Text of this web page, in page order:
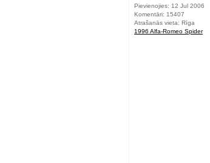
Pievienojies: 12 Jul 2006
Komentāri: 15407
Atrašanās vieta: Rīga
1996 Alfa-Romeo Spider